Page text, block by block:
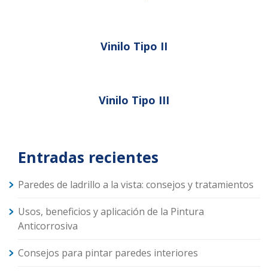
Vinilo Tipo II
Vinilo Tipo III
Entradas recientes
Paredes de ladrillo a la vista: consejos y tratamientos
Usos, beneficios y aplicación de la Pintura
Anticorrosiva
Consejos para pintar paredes interiores